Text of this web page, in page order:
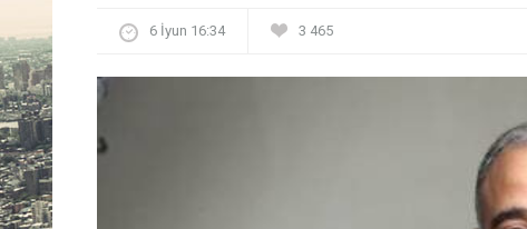
6 İyun 16:34 3 465